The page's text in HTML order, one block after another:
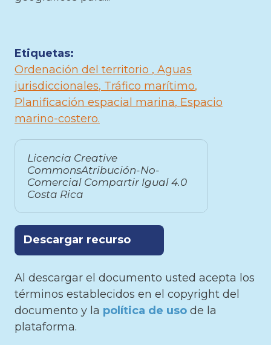
Etiquetas:
Ordenación del territorio
Aguas
jurisdiccionales Tráfico marítimo
Planificación espacial marina Espacio
marino-costero
Licencia Creative
CommonsAtribución-No-
Comercial Compartir Igual 4.0
Costa Rica
Descargar recurso
Al descargar el documento usted acepta los
términos establecidos en el copyright del
documento y la política de uso de la
plataforma.